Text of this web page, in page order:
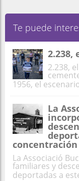
Te puede
2.238,
2.238,
1956, el
La
concentración
La Associació
familiares y
deportadas a